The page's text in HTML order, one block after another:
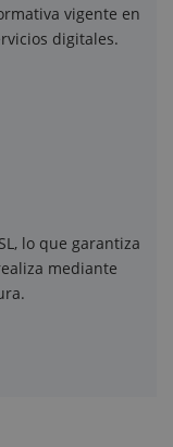
vigente en
digitales.
lo que garantiza
mediante